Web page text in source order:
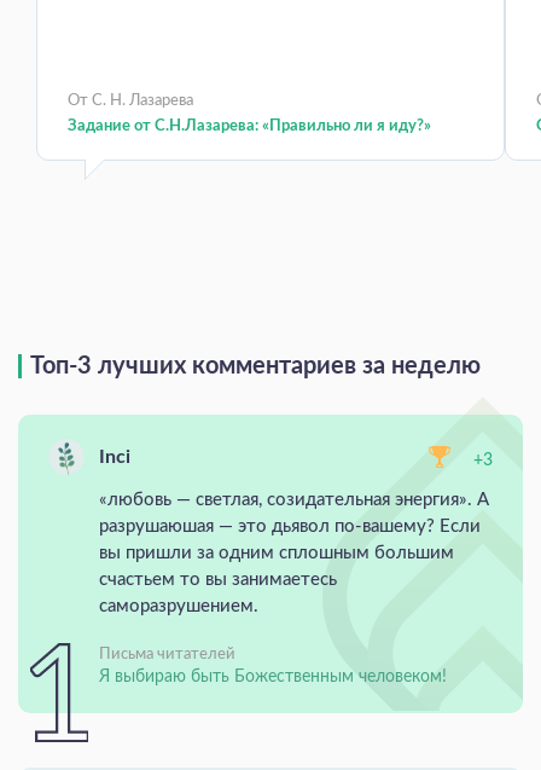
От С. Н. Лазарева
Задание от С.Н.Лазарева: «Правильно ли я иду?»
Топ-3 лучших комментариев за неделю
Inci +3
«любовь — светлая, созидательная энергия». А
разрушаюшая — это дьявол по-вашему? Если
вы пришли за одним сплошным большим
счастьем то вы занимаетесь
саморазрушением.
Письма читателей
Я выбираю быть Божественным человеком!